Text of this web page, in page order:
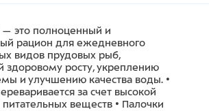
— это полноценный и
рацион для ежедневного
видов прудовых рыб,
здоровому росту, укреплению
и улучшению качества воды. •
за счет высокой
веществ • Палочки